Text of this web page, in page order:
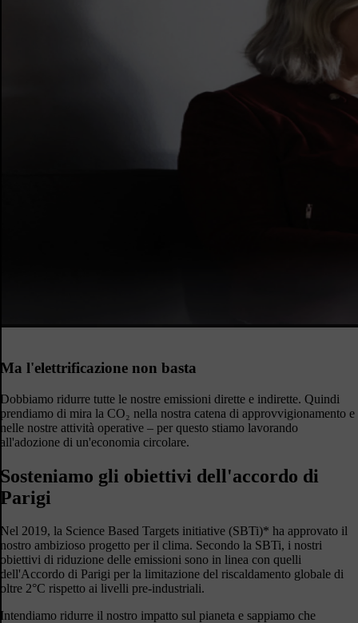
Ma l'elettrificazione non basta
Dobbiamo ridurre tutte le nostre emissioni dirette e indirette. Quindi
prendiamo di mira la CO₂ nella nostra catena di approvvigionamento e
nelle nostre attività operative – per questo stiamo lavorando
all'adozione di un'economia circolare.
Sosteniamo gli obiettivi dell'accordo di
Parigi
Nel 2019, la Science Based Targets initiative (SBTi)* ha approvato il
nostro ambizioso progetto per il clima. Secondo la SBTi, i nostri
obiettivi di riduzione delle emissioni sono in linea con quelli
dell'Accordo di Parigi per la limitazione del riscaldamento globale di
oltre 2°C rispetto ai livelli pre-industriali.
Intendiamo ridurre il nostro impatto sul pianeta e sappiamo che